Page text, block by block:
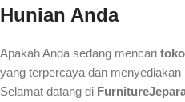
Hunian Anda
Apakah Anda sedang mencari
yang terpercaya dan
Selamat datang di